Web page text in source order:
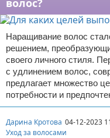
волос?
Наращивание волос
решением,
своего личного стиля.
с удлинением волос,
предлагает множество
потребности и
Дарина Кротова 04-12-2023
Уход за волосами